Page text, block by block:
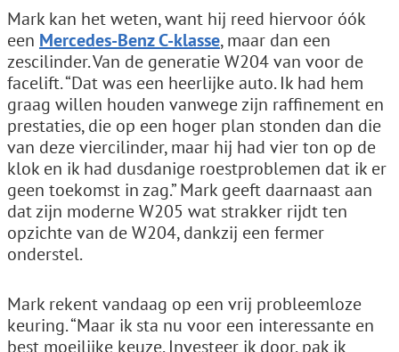
Mark kan het weten, want hij reed hiervoor óók
een Mercedes-Benz C-klasse, maar dan een
zescilinder. Van de generatie W204 van voor de
facelift. “Dat was een heerlijke auto. Ik had hem
graag willen houden vanwege zijn raffinement en
prestaties, die op een hoger plan stonden dan die
van deze viercilinder, maar hij had vier ton op de
klok en ik had dusdanige roestproblemen dat ik er
geen toekomst in zag.” Mark geeft daarnaast aan
dat zijn moderne W205 wat strakker rijdt ten
opzichte van de W204, dankzij een fermer
onderstel.
Mark rekent vandaag op een vrij probleemloze
keuring. “Maar ik sta nu voor een interessante en
best moeilijke keuze. Investeer ik door, pak ik